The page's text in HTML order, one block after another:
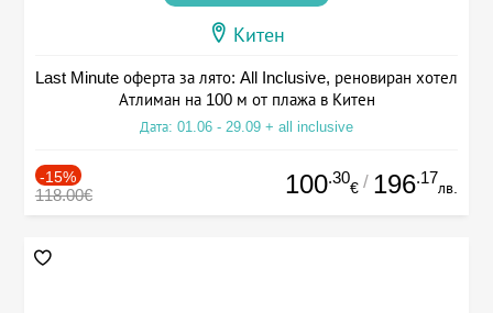
Китен
Last Minute оферта за лято: All Inclusive, реновиран хотел
Атлиман на 100 м от плажа в Китен
Дата: 01.06 - 29.09 + all inclusive
-15%
118.00€ 100.30
€ / 196.17
лв.